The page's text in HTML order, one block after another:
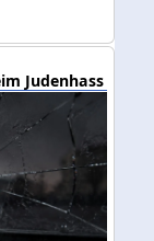
Judenhass